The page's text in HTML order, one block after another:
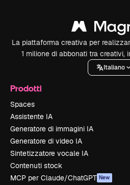
La piattaforma creativa per
1 milione di abbonati tra creativi,
Italiano
Prodotti
Spaces
Assistente IA
Generatore di immagini IA
Generatore di video IA
Sintetizzatore vocale IA
Contenuti stock
MCP per Claude/ChatGPT New